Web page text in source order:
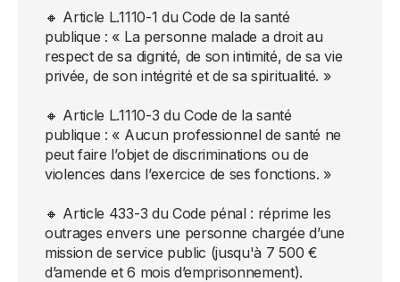
🔸 Article L.1110-1 du Code de la santé
publique : « La personne malade a droit au
respect de sa dignité, de son intimité, de sa vie
privée, de son intégrité et de sa spiritualité. »
🔸 Article L.1110-3 du Code de la santé
publique : « Aucun professionnel de santé ne
peut faire l’objet de discriminations ou de
violences dans l’exercice de ses fonctions. »
🔸 Article 433-3 du Code pénal : réprime les
outrages envers une personne chargée d’une
mission de service public (jusqu'à 7 500 €
d’amende et 6 mois d’emprisonnement).